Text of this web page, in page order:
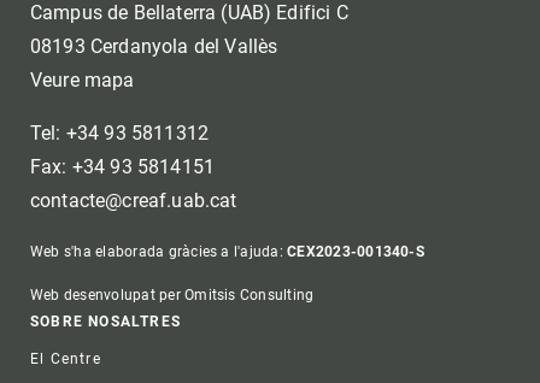
Campus de Bellaterra (UAB) Edifici C
08193 Cerdanyola del Vallès
Veure mapa
Tel: +34 93 5811312
Fax: +34 93 5814151
contacte@creaf.uab.cat
Web s'ha elaborada gràcies a l'ajuda:CEX2023-001340-S
Web desenvolupat per Omitsis Consulting
Footer
SOBRE NOSALTRES
El Centre